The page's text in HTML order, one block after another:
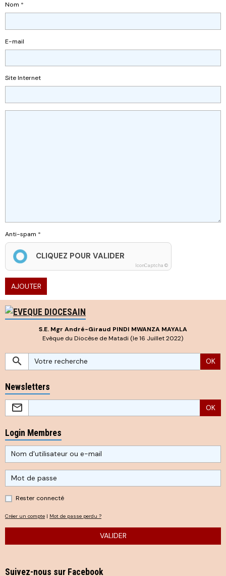
Nom
E-mail
Site Internet
Anti-spam
CLIQUEZ POUR VALIDER
IconCaptcha ©
AJOUTER
S.E. Mgr André-Giraud PINDI MWANZA MAYALA
Evêque du Diocèse de Matadi (le 16 Juillet 2022)
OK
Newsletters
OK
Login Membres
Rester connecté
Créer un compte | Mot de passe perdu ?
VALIDER
Suivez-nous sur Facebook